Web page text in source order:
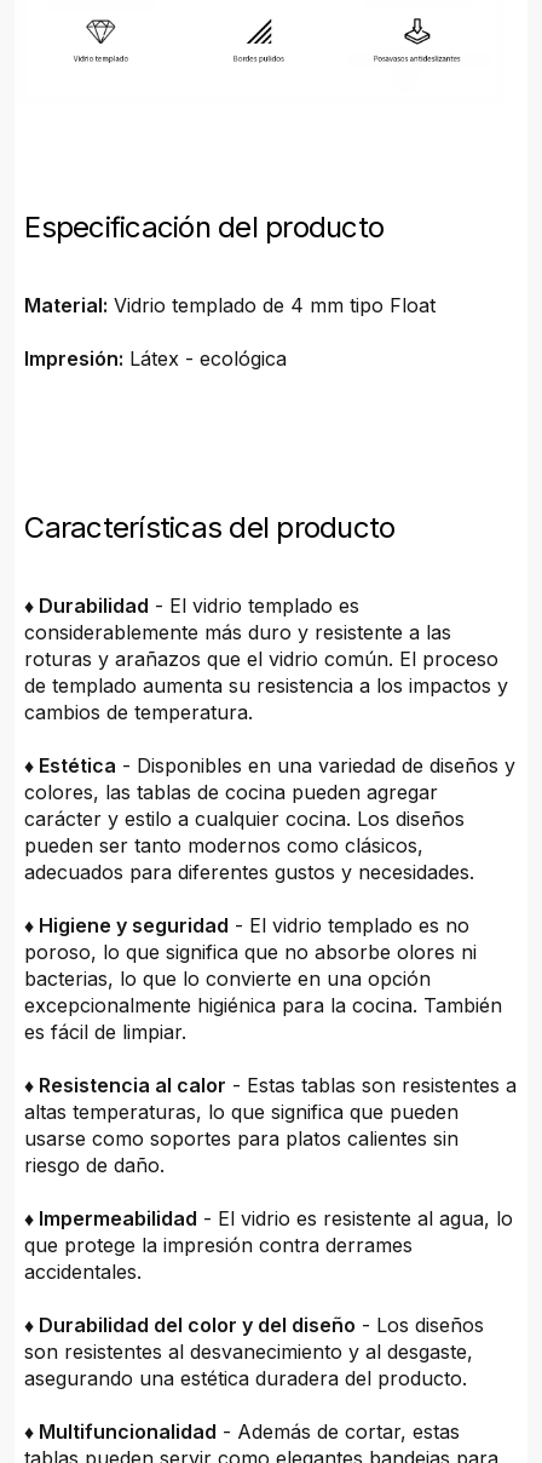
Especificación del producto
Material: Vidrio templado de 4 mm tipo Float
Impresión: Látex - ecológica
Características del producto
♦ Durabilidad - El vidrio templado es
considerablemente más duro y resistente a las
roturas y arañazos que el vidrio común. El proceso
de templado aumenta su resistencia a los impactos y
cambios de temperatura.
♦ Estética - Disponibles en una variedad de diseños y
colores, las tablas de cocina pueden agregar
carácter y estilo a cualquier cocina. Los diseños
pueden ser tanto modernos como clásicos,
adecuados para diferentes gustos y necesidades.
♦ Higiene y seguridad - El vidrio templado es no
poroso, lo que significa que no absorbe olores ni
bacterias, lo que lo convierte en una opción
excepcionalmente higiénica para la cocina. También
es fácil de limpiar.
♦ Resistencia al calor - Estas tablas son resistentes a
altas temperaturas, lo que significa que pueden
usarse como soportes para platos calientes sin
riesgo de daño.
♦ Impermeabilidad - El vidrio es resistente al agua, lo
que protege la impresión contra derrames
accidentales.
♦ Durabilidad del color y del diseño - Los diseños
son resistentes al desvanecimiento y al desgaste,
asegurando una estética duradera del producto.
♦ Multifuncionalidad - Además de cortar, estas